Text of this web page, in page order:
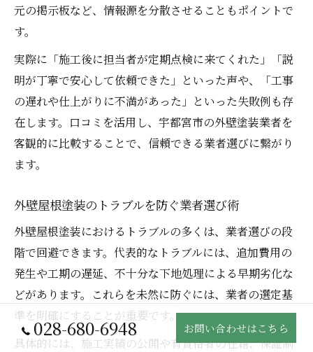
元の掲示板など、情報源を分散させることもポイントで
す。
実際に「施工後に担当者が定期点検に来てくれた」「説
明が丁寧で安心して依頼できた」といった声や、「工事
の遅れや仕上がりに不満があった」といった失敗例も存
在します。口コミを活用し、宇都宮市の外壁塗装業者を
客観的に比較することで、信頼できる業者選びに繋がり
ます。
外壁屋根塗装のトラブルを防ぐ業者選び術
外壁屋根塗装におけるトラブルの多くは、業者選びの段
階で回避できます。代表的なトラブルには、追加費用の
発生や工期の遅延、不十分な下地処理による早期劣化な
どがあります。これらを未然に防ぐには、業者の選定基
準を明確にすることが重要です。
具体的には、施工実績の公開や有資格者の在籍、保証制
028-680-6948 お問い合わせはこちら